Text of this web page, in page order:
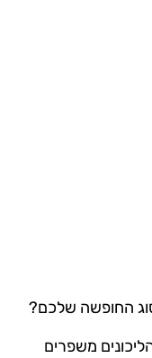
החופשה שלכם?
משפרים